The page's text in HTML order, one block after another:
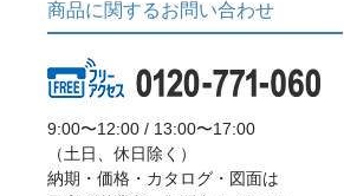
商品に関するお問い合わせ
9:00〜12:00 / 13:00〜17:00
（土日、休日除く）
納期・価格・カタログ・図面は